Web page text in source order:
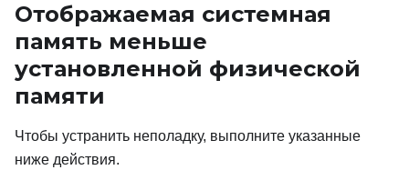
Отображаемая системная
память меньше
установленной физической
памяти
Чтобы устранить неполадку, выполните указанные
ниже действия.